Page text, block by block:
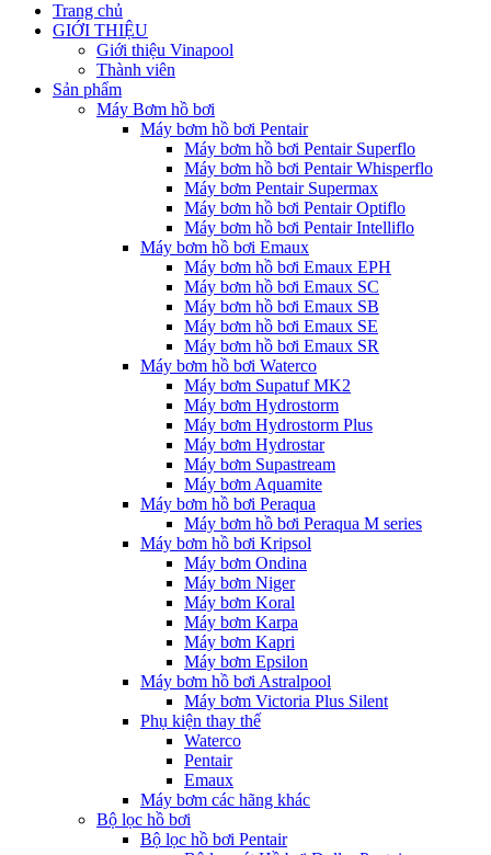
Trang chủ
GIỚI THIỆU
Giới thiệu Vinapool
Thành viên
Sản phẩm
Máy Bơm hồ bơi
Máy bơm hồ bơi Pentair
Máy bơm hồ bơi Pentair Superflo
Máy bơm hồ bơi Pentair Whisperflo
Máy bơm Pentair Supermax
Máy bơm hồ bơi Pentair Optiflo
Máy bơm hồ bơi Pentair Intelliflo
Máy bơm hồ bơi Emaux
Máy bơm hồ bơi Emaux EPH
Máy bơm hồ bơi Emaux SC
Máy bơm hồ bơi Emaux SB
Máy bơm hồ bơi Emaux SE
Máy bơm hồ bơi Emaux SR
Máy bơm hồ bơi Waterco
Máy bơm Supatuf MK2
Máy bơm Hydrostorm
Máy bơm Hydrostorm Plus
Máy bơm Hydrostar
Máy bơm Supastream
Máy bơm Aquamite
Máy bơm hồ bơi Peraqua
Máy bơm hồ bơi Peraqua M series
Máy bơm hồ bơi Kripsol
Máy bơm Ondina
Máy bơm Niger
Máy bơm Koral
Máy bơm Karpa
Máy bơm Kapri
Máy bơm Epsilon
Máy bơm hồ bơi Astralpool
Máy bơm Victoria Plus Silent
Phụ kiện thay thế
Waterco
Pentair
Emaux
Máy bơm các hãng khác
Bộ lọc hồ bơi
Bộ lọc hồ bơi Pentair